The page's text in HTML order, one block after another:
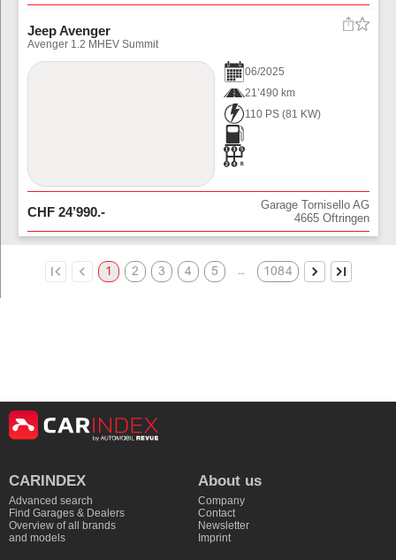
Jeep Avenger
Avenger 1.2 MHEV Summit
06/2025
21’490 km
110 PS (81 KW)
CHF 24’990.-
Garage Tornisello AG
4665 Oftringen
1 2 3 4 5 … 1084
CARINDEX
Advanced search
Find Garages & Dealers
Overview of all brands
and models
About us
Company
Contact
Newsletter
Imprint